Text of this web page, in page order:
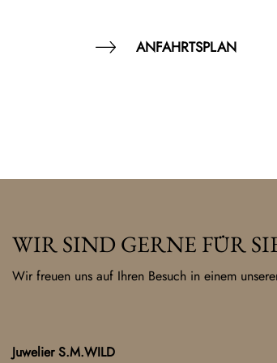
ANFAHRTSPLAN
WIR SIND GERNE FÜR
Wir freuen uns auf Ihren Besuch in einem
Juwelier S.M.WILD